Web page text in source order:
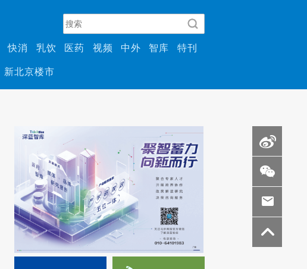
快消 乳饮 医药 视频 中外 智库 特刊
新北京楼市